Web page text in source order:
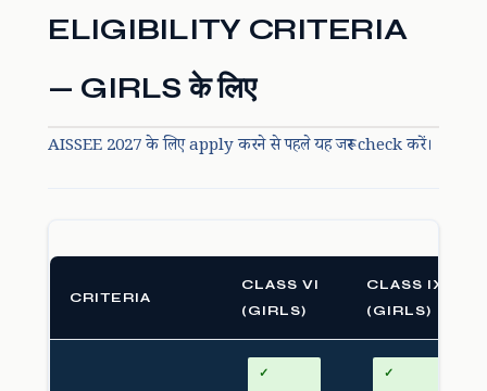
ELIGIBILITY CRITERIA
— GIRLS के लिए
AISSEE 2027 के लिए apply करने से पहले यह जरूर check करें।
CRITERIA
CLASS VI
(GIRLS)
CLASS IX
(GIRLS)
✓
✓